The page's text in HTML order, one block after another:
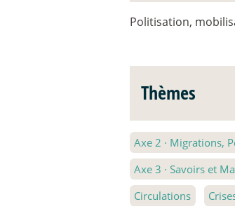
Politisation,
Thèmes
Axe 2 · Migrations,
Axe 3 · Savoirs et
Circulations